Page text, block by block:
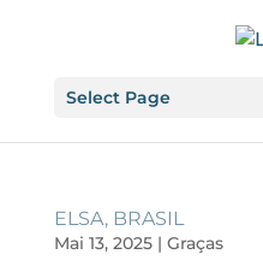
Select Page
ELSA, BRASIL
Mai 13, 2025| Graças